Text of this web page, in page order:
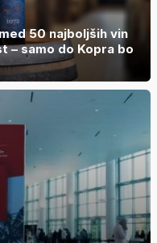
50 najboljših vin
– samo do Kopra bo